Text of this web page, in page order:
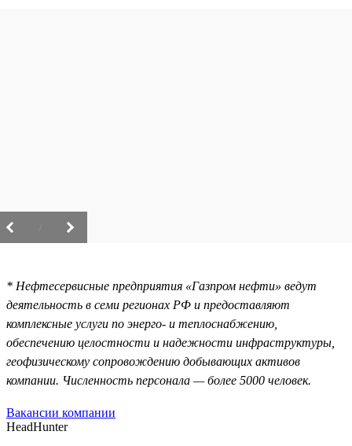
* Нефтесервисные предприятия «Газпром нефти» ведут
деятельность в семи регионах РФ и предоставляют
комплексные услуги по энерго- и теплоснабжению,
обеспечению целостности и надежности инфраструктуры,
геофизическому сопровождению добывающих активов
компании. Численность персонала — более 5000 человек.
Вакансии компании
HeadHunter